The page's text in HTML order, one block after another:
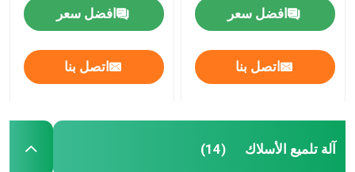
افضل سعر
اتصل بنا
افضل سعر
اتصل بنا
آلة تلميع الأسلاك (14)